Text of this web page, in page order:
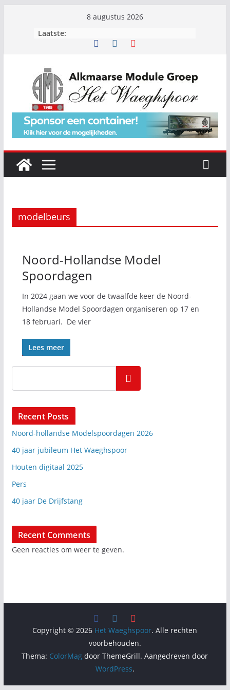
8 augustus 2026
Laatste:
modelbeurs
Noord-Hollandse Model
Spoordagen
In 2024 gaan we voor de twaalfde keer de Noord-
Hollandse Model Spoordagen organiseren op 17 en
18 februari. De vier
Lees meer
Zoeken
Recent Posts
Noord-hollandse Modelspoordagen 2026
40 jaar jubileum Het Waeghspoor
Houten digitaal 2025
Pers
40 jaar De Drijfstang
Recent Comments
Geen reacties om weer te geven.
Copyright © 2026 Het Waeghspoor. Alle rechten
voorbehouden.
Thema: ColorMag door ThemeGrill. Aangedreven door
WordPress.